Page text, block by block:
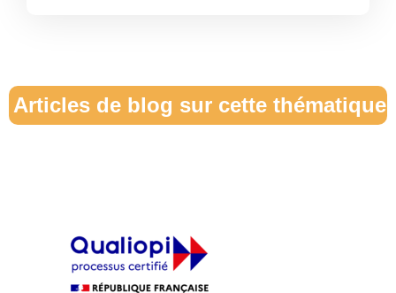
Articles de blog sur cette thématique